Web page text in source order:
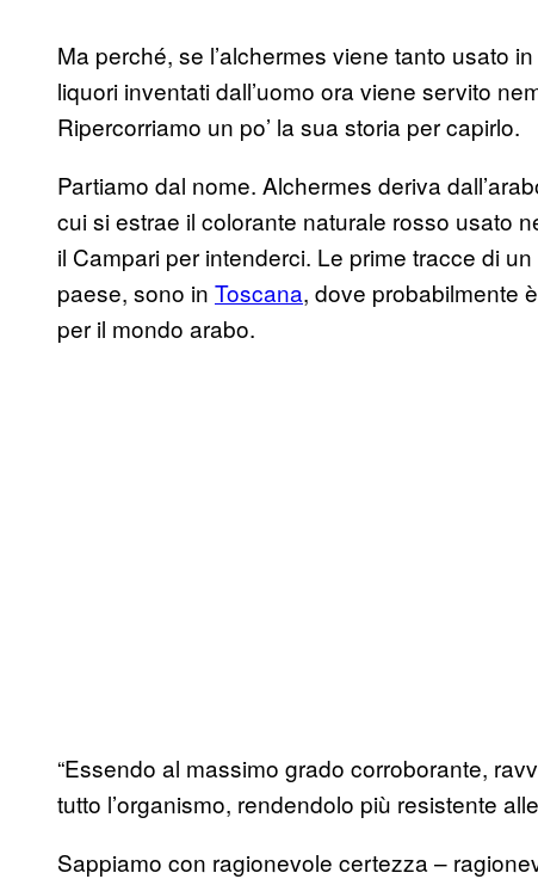
Ma perché, se l’alchermes viene tanto usato
liquori inventati dall’uomo ora viene servito
Ripercorriamo un po’ la sua storia per capirlo.
Partiamo dal nome. Alchermes deriva
cui si estrae il colorante naturale rosso usato
il Campari per intenderci. Le prime tracce di
paese, sono in Toscana, dove probabilmente
per il mondo arabo.
“Essendo al massimo grado corroborante,
tutto l’organismo, rendendolo più resistente
Sappiamo con ragionevole certezza –